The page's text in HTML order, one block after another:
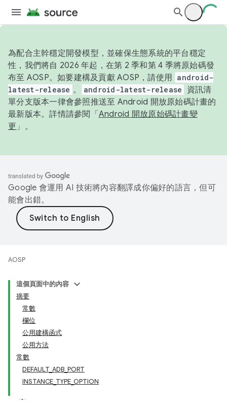
為配合主幹穩定開發模型，並確保生態系統的平台穩定
性，我們將自 2026 年起，在第 2 季和第 4 季將原始碼發
布至 AOSP。如要建構及貢獻 AOSP，請使用 android-
latest-release 。 android-latest-release
資訊清
單分支版本一律會參照推送至 Android 開放原始碼計畫的
最新版本。詳情請參閱「 Android 開放原始碼計畫變
更 」。
Google 會運用 AI 技術將內容翻譯成你偏好的語言，但可
能會出錯。
AOSP
這個頁面中的內容
摘要
常數
欄位
公用建構函式
公用方法
常數
DEFAULT_ADB_PORT
INSTANCE_TYPE_OPTION